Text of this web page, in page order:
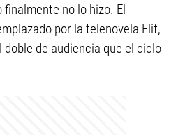
finalmente no lo hizo. El
por la telenovela Elif,
doble de audiencia que el ciclo